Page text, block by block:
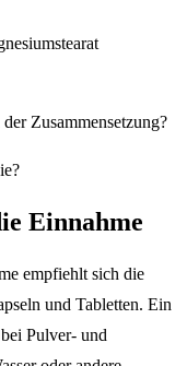
Zusammensetzung?
Einnahme
empfiehlt sich die
und Tabletten. Ein
Pulver- und